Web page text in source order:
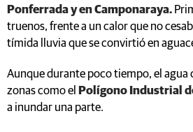
Ponferrada y en Camponaraya.
truenos, frente a un calor que no
tímida lluvia que se convirtió en
Aunque durante poco tiempo, el agua
zonas como el
Polígono Industrial
a inundar una parte.